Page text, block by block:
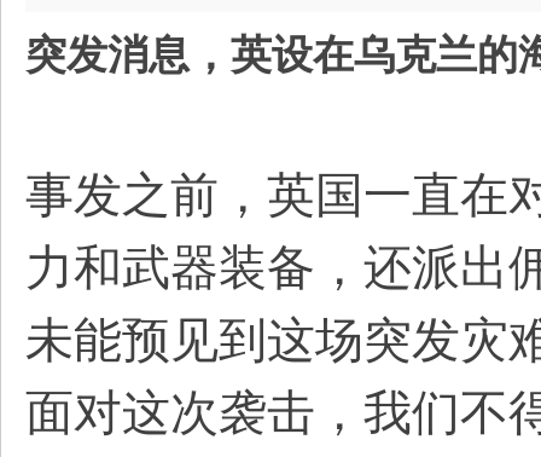
突发消息，英设在乌克兰的
事发之前，英国一直在
力和武器装备，还派出
未能预见到这场突发灾
面对这次袭击，我们不